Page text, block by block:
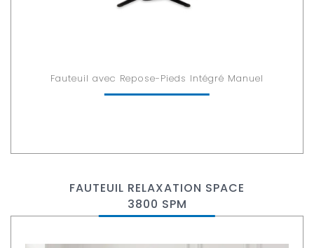
Fauteuil avec Repose-Pieds Intégré Manuel
FAUTEUIL RELAXATION SPACE
3800 SPM